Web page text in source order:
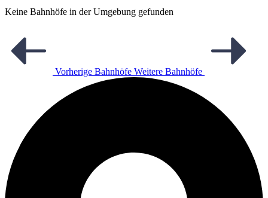
Keine Bahnhöfe in der Umgebung gefunden
Vorherige Bahnhöfe Weitere Bahnhöfe